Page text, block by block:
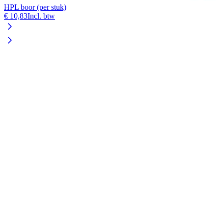
HPL boor (per stuk)
€ 10,83Incl. btw